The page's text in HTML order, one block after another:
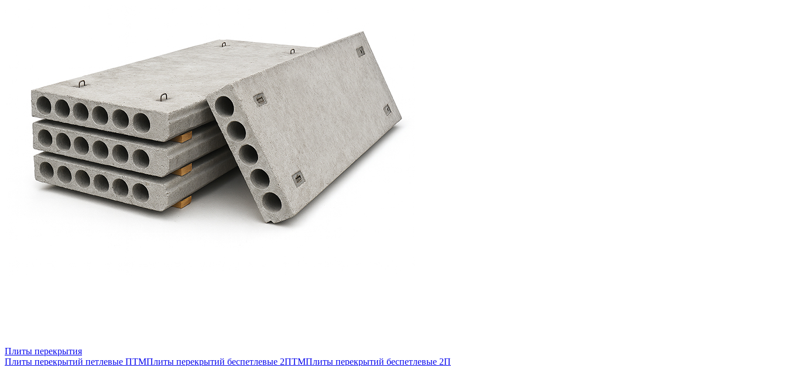
Плиты перекрытия
Плиты перекрытий петлевые ПТМПлиты перекрытий беспетлевые 2ПТМПлиты перекрытий беспетлевые 2П